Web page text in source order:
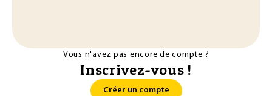
Vous n'avez pas encore de compte ?
Inscrivez-vous !
Créer un compte